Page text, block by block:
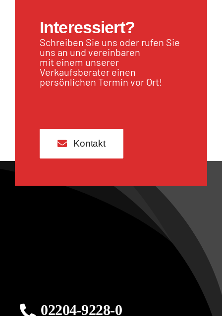
Interessiert?
Schreiben Sie uns oder rufen Sie
uns an und vereinbaren
mit einem unserer
Verkaufsberater einen
persönlichen Termin vor Ort!
Kontakt
02204-9228-0